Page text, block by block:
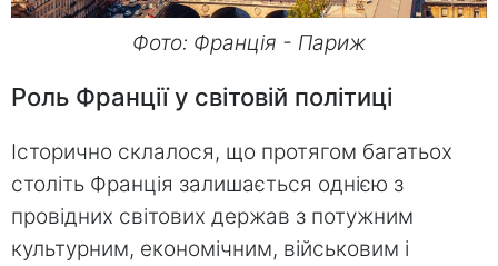
Фото: Франція - Париж
Роль Франції у світовій політиці
Історично склалося, що протягом багатьох
століть Франція залишається однією з
провідних світових держав з потужним
культурним, економічним, військовим і